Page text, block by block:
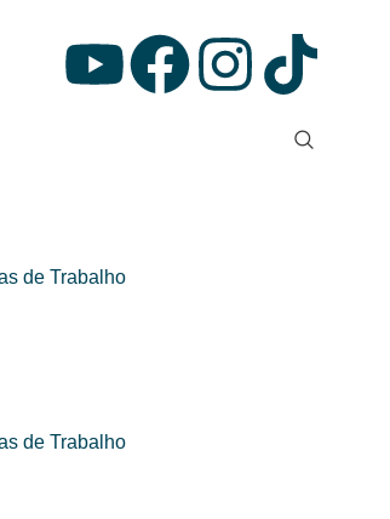
de Trabalho
de Trabalho